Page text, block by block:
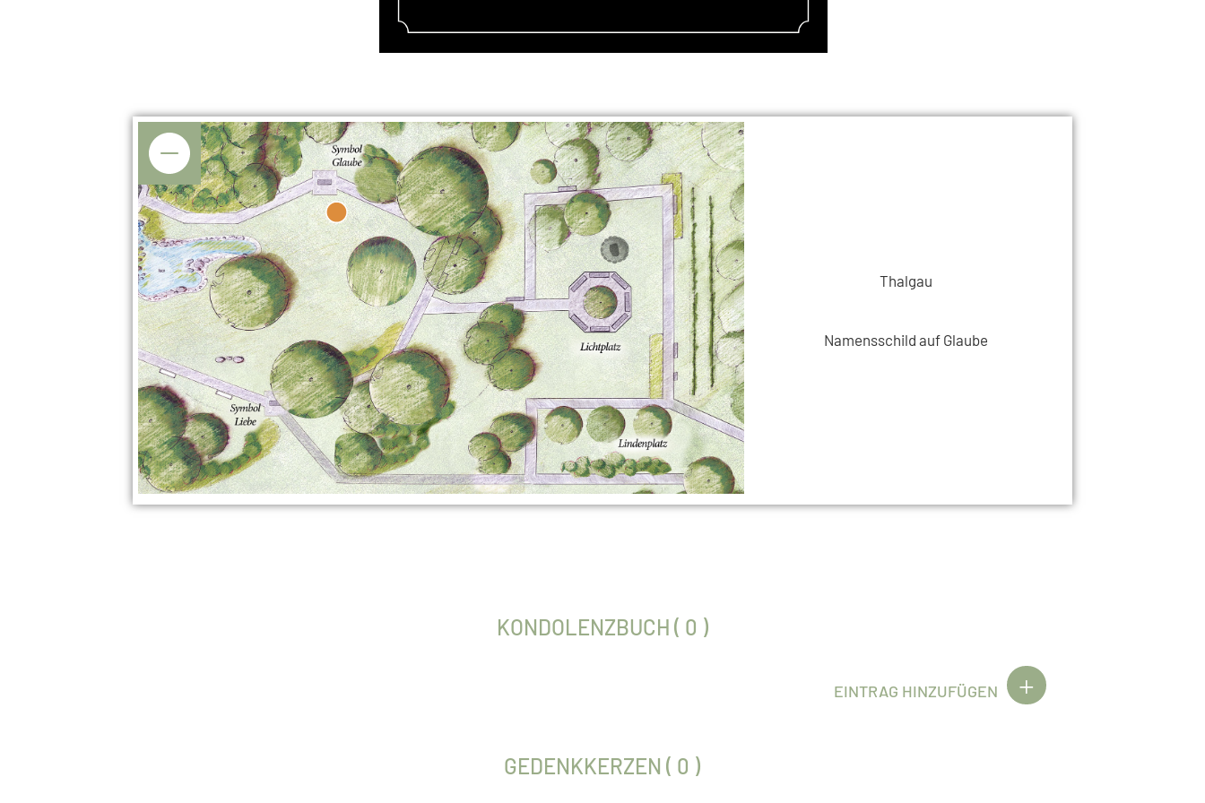
Thalgau
Namensschild auf Glaube
KONDOLENZBUCH ( 0 )
EINTRAG HINZUFÜGEN
GEDENKKERZEN ( 0 )